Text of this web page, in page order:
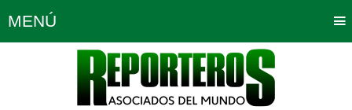
MENÚ
Política Opinión Bogotá
Planeta Tierra Deportes